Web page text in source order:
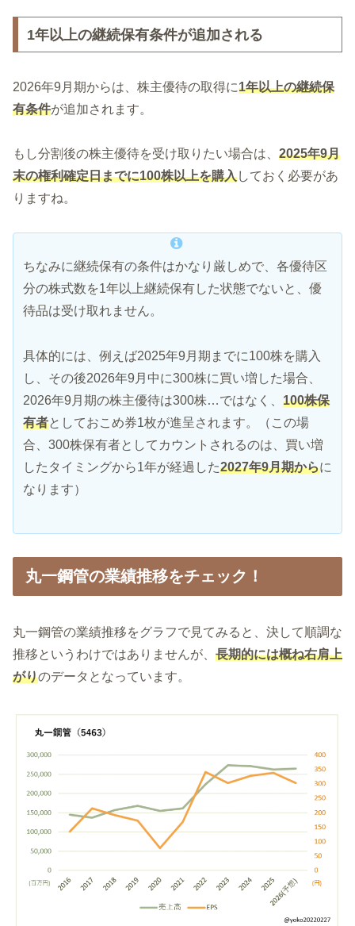
1年以上の継続保有条件が追加される
2026年9月期からは、株主優待の取得に1年以上の継続保
有条件が追加されます。
もし分割後の株主優待を受け取りたい場合は、 2025年9月
末の権利確定日までに100株以上を購入しておく必要があ
りますね。
ちなみに継続保有の条件はかなり厳しめで、各優待区
分の株式数を1年以上継続保有した状態でないと、優
待品は受け取れません。
具体的には、例えば2025年9月期までに100株を購入
し、その後2026年9月中に300株に買い増した場合、
2026年9月期の株主優待は300株…ではなく、 100株保
有者としておこめ券1枚が進呈されます。（この場
合、300株保有者としてカウントされるのは、買い増
したタイミングから1年が経過した2027年9月期からに
なります）
丸一鋼管の業績推移をチェック！
丸一鋼管の業績推移をグラフで見てみると、決して順調な
推移というわけではありませんが、 長期的には概ね右肩上
がりのデータとなっています。